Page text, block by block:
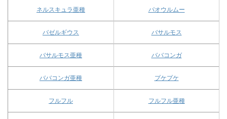
ネルスキュラ亜種 パオウルムー
バゼルギウス バサルモス
バサルモス亜種 ババコンガ
ババコンガ亜種 プケプケ
フルフル フルフル亜種